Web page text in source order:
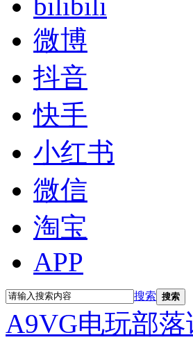
微博
抖音
快手
小红书
微信
淘宝
APP
搜索 搜索
A9VG电玩部落